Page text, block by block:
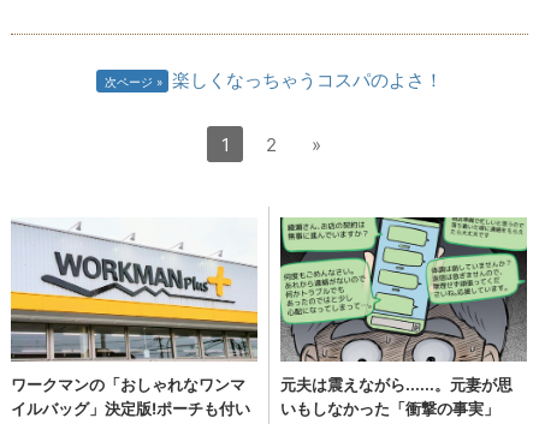
次ページ 楽しくなっちゃうコスパのよさ！
1 2 »